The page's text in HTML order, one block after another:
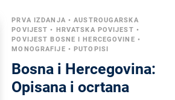
PRVA IZDANJA •AUSTROUGARSKA
POVIJEST • HRVATSKA POVIJEST •
POVIJEST BOSNE I HERCEGOVINE •
MONOGRAFIJE •PUTOPISI
Bosna i Hercegovina:
Opisana i ocrtana